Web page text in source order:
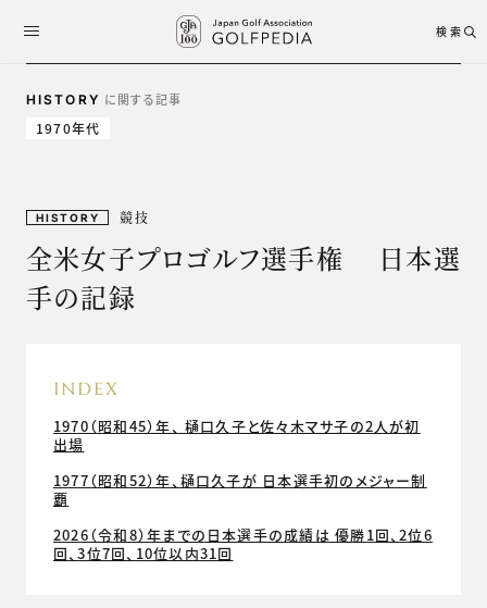
検索
HISTORY に関する記事
1970年代
HISTORY 競技
全米女子プロゴルフ選手権 日本選
手の記録
INDEX
1970（昭和45）年、 樋口久子と佐々木マサ子の2人が初
出場
1977（昭和52）年、樋口久子が 日本選手初のメジャー制
覇
2026（令和8）年までの日本選手の成績は 優勝1回、2位6
回、3位7回、10位以内31回